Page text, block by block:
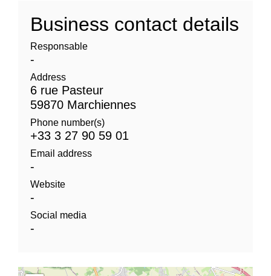
Business contact details
Responsable
-
Address
6 rue Pasteur
59870 Marchiennes
Phone number(s)
+33 3 27 90 59 01
Email address
-
Website
-
Social media
-